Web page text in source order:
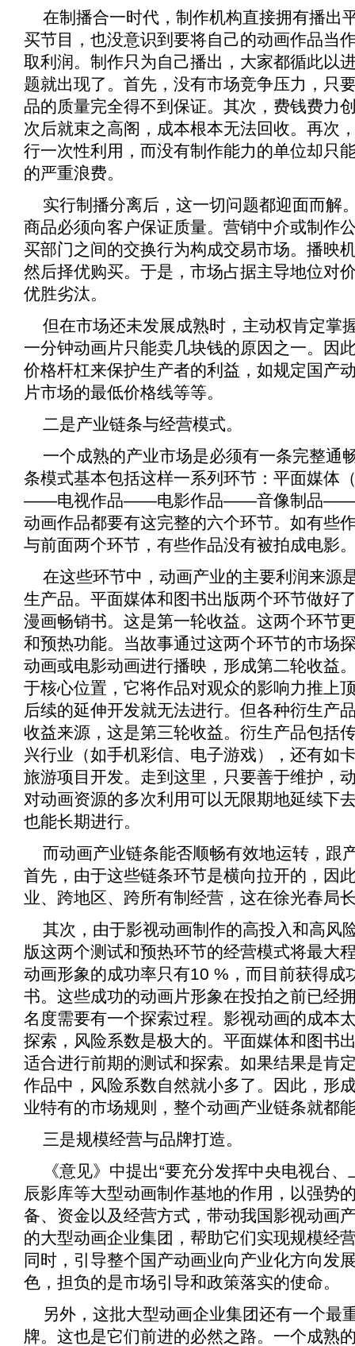
在制播合一时代，制作机构直接拥有播出
买节目，也没意识到要将自己的动画作品当
取利润。制作只为自己播出，大家都循此以
题就出现了。首先，没有市场竞争压力，只
品的质量完全得不到保证。其次，费钱费力
次后就束之高阁，成本根本无法回收。再次
行一次性利用，而没有制作能力的单位却只
的严重浪费。
实行制播分离后，这一切问题都迎面而解
商品必须向客户保证质量。营销中介或制作
买部门之间的交换行为构成交易市场。播映
然后择优购买。于是，市场占据主导地位对
优胜劣汰。
但在市场还未发展成熟时，主动权肯定掌
一分钟动画片只能卖几块钱的原因之一。因
价格杆杠来保护生产者的利益，如规定国产
片市场的最低价格线等等。
二是产业链条与经营模式。
一个成熟的产业市场是必须有一条完整通
条模式基本包括这样一系列环节：平面媒
——电视作品——电影作品——音像制品——
动画作品都要有这完整的六个环节。如有些
与前面两个环节，有些作品没有被拍成电影
在这些环节中，动画产业的主要利润来源
生产品。平面媒体和图书出版两个环节做好
漫画畅销书。这是第一轮收益。这两个环节
和预热功能。当故事通过这两个环节的市场
动画或电影动画进行播映，形成第二轮收益
于核心位置，它将作品对观众的影响力推上
后续的延伸开发就无法进行。但各种衍生产
收益来源，这是第三轮收益。衍生产品包括
兴行业（如手机彩信、电子游戏），还有如
旅游项目开发。走到这里，只要善于维护，
对动画资源的多次利用可以无限期地延续下
也能长期进行。
而动画产业链条能否顺畅有效地运转，跟
首先，由于这些链条环节是横向拉开的，因
业、跨地区、跨所有制经营，这在徐光春局
其次，由于影视动画制作的高投入和高风
版这两个测试和预热环节的经营模式将最大
动画形象的成功率只有10 %，而目前获得成
书。这些成功的动画片形象在投拍之前已经
名度需要有一个探索过程。影视动画的成本
探索，风险系数是极大的。平面媒体和图书
适合进行前期的测试和探索。如果结果是肯
作品中，风险系数自然就小多了。因此，形
业特有的市场规则，整个动画产业链条就都
三是规模经营与品牌打造。
《意见》中提出“要充分发挥中央电视台
辰影库等大型动画制作基地的作用，以强势
备、资金以及经营方式，带动我国影视动画
的大型动画企业集团，帮助它们实现规模经
同时，引导整个国产动画业向产业化方向发
色，担负的是市场引导和政策落实的使命。
另外，这批大型动画企业集团还有一个最
牌。这也是它们前进的必然之路。一个成熟